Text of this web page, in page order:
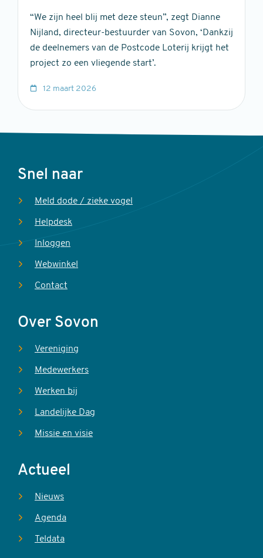
“We zijn heel blij met deze steun”, zegt Dianne
Nijland, directeur-bestuurder van Sovon, ‘Dankzij
de deelnemers van de Postcode Loterij krijgt het
project zo een vliegende start’.
12 maart 2026
Voet
Snel naar
Meld dode / zieke vogel
Helpdesk
Inloggen
Webwinkel
Contact
Over Sovon
Vereniging
Medewerkers
Werken bij
Landelijke Dag
Missie en visie
Actueel
Nieuws
Agenda
Teldata